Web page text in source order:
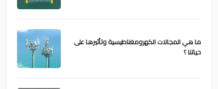
ما هي المجالات الكهرومغناطيسية وتأثيرها على
حياتنا ؟